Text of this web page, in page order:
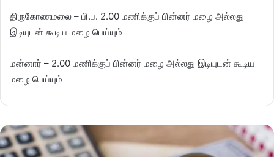
திருகோணமலை – பி.ப. 2.00 மணிக்குப் பின்னர் மழை அல்லது
இடியுடன் கூடிய மழை பெய்யும்
மன்னார் – 2.00 மணிக்குப் பின்னர் மழை அல்லது இடியுடன் கூடிய
மழை பெய்யும்